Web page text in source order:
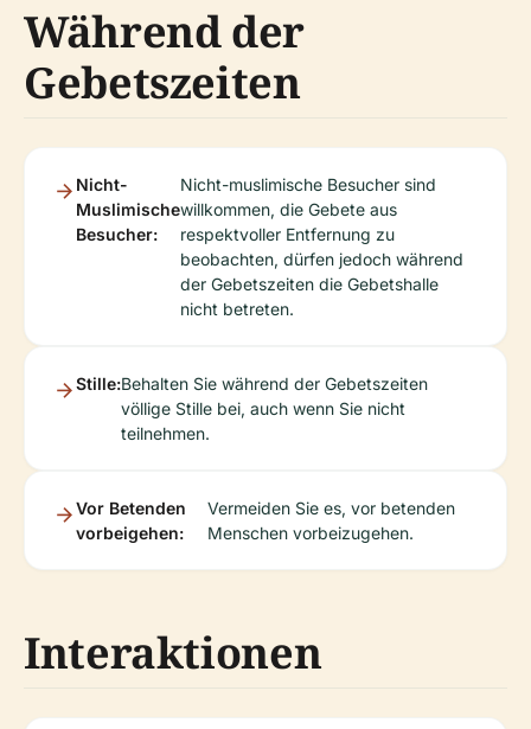
Während der
Gebetszeiten
Nicht-
Muslimische
Besucher:
Nicht-muslimische Besucher sind
willkommen, die Gebete aus
respektvoller Entfernung zu
beobachten, dürfen jedoch während
der Gebetszeiten die Gebetshalle
nicht betreten.
Stille:Behalten Sie während der Gebetszeiten
völlige Stille bei, auch wenn Sie nicht
teilnehmen.
Vor Betenden
vorbeigehen:
Vermeiden Sie es, vor betenden
Menschen vorbeizugehen.
Interaktionen